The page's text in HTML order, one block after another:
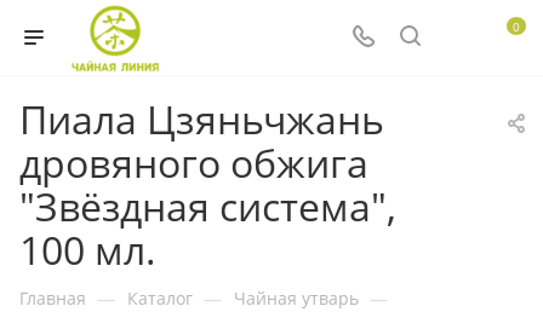
0
Пиала Цзяньчжань
дровяного обжига
"Звёздная система",
100 мл.
Главная — Каталог — Чайная утварь —